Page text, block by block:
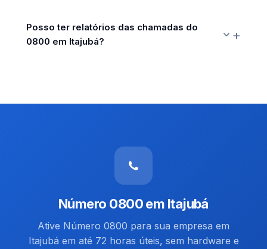
Posso ter relatórios das chamadas do
0800 em Itajubá?
Número 0800 em Itajubá
Ative Número 0800 para sua empresa em
Itajubá em até 72 horas úteis, sem hardware e